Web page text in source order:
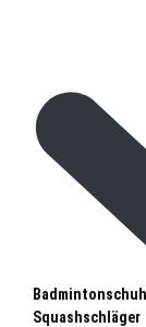
Squashschläger